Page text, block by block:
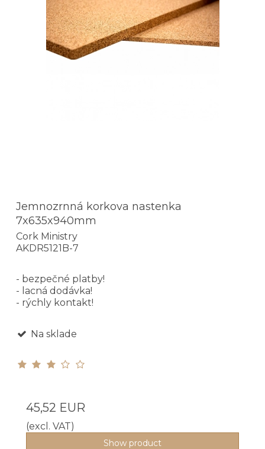
Jemnozrnná korkova nastenka
7x635x940mm
Cork Ministry
AKDR5121B-7
- bezpečné platby!
- lacná dodávka!
- rýchly kontakt!
Na sklade
45,52 EUR
(excl. VAT)
Show product